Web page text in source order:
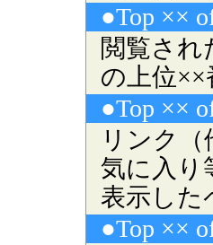
●Top ××
閲覧され
の上位××
●Top ××
リンク
気に入り
表示した
●Top ××